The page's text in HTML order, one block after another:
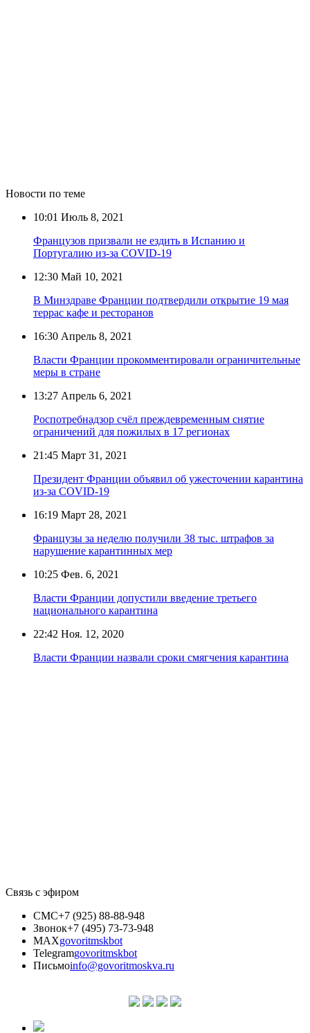
Новости по теме
10:01 Июль 8, 2021
Французов призвали не ездить в Испанию и
Португалию из-за COVID-19
12:30 Май 10, 2021
В Минздраве Франции подтвердили открытие 19 мая
террас кафе и ресторанов
16:30 Апрель 8, 2021
Власти Франции прокомментировали ограничительные
меры в стране
13:27 Апрель 6, 2021
Роспотребнадзор счёл преждевременным снятие
ограничений для пожилых в 17 регионах
21:45 Март 31, 2021
Президент Франции объявил об ужесточении карантина
из-за COVID-19
16:19 Март 28, 2021
Французы за неделю получили 38 тыс. штрафов за
нарушение карантинных мер
10:25 Фев. 6, 2021
Власти Франции допустили введение третьего
национального карантина
22:42 Ноя. 12, 2020
Власти Франции назвали сроки смягчения карантина
Связь с эфиром
СМС+7 (925) 88-88-948
Звонок+7 (495) 73-73-948
MAXgovoritmskbot
Telegramgovoritmskbot
Письмоinfo@govoritmoskva.ru